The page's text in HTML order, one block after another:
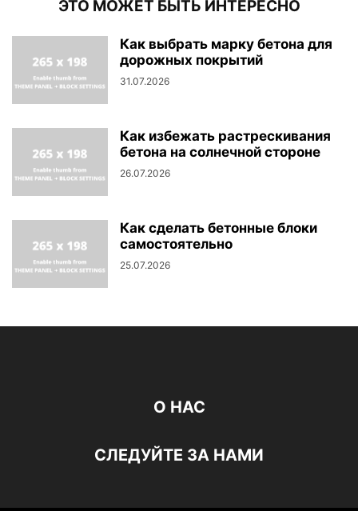
ЭТО МОЖЕТ БЫТЬ ИНТЕРЕСНО
Как выбрать марку бетона для
дорожных покрытий
31.07.2026
Как избежать растрескивания
бетона на солнечной стороне
26.07.2026
Как сделать бетонные блоки
самостоятельно
25.07.2026
О НАС
СЛЕДУЙТЕ ЗА НАМИ